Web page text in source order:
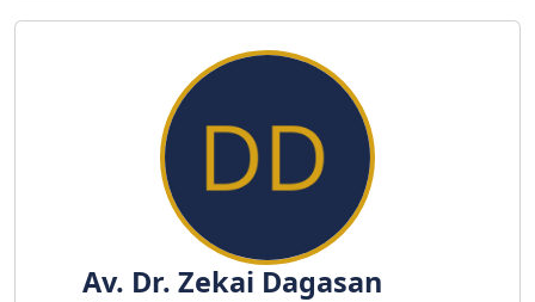
Av. Dr. Zekai Dagasan